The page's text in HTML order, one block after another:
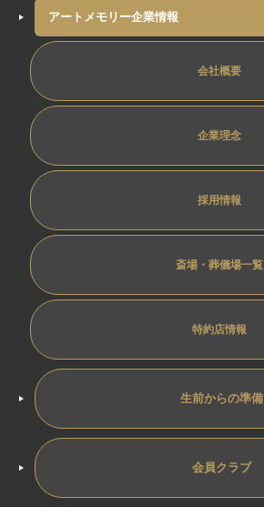
アートメモリー企業情報
会社概要
企業理念
採用情報
斎場・葬儀場一覧
特約店情報
生前からの準備
会員クラブ